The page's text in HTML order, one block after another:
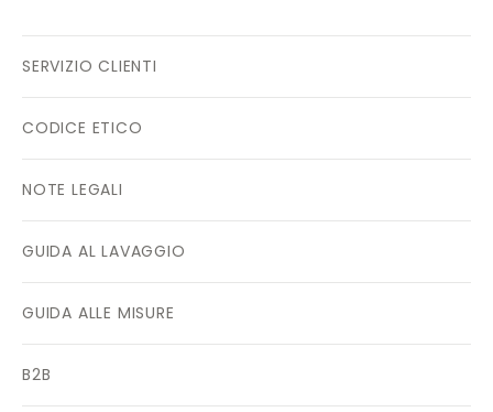
SERVIZIO CLIENTI
CODICE ETICO
NOTE LEGALI
GUIDA AL LAVAGGIO
GUIDA ALLE MISURE
B2B